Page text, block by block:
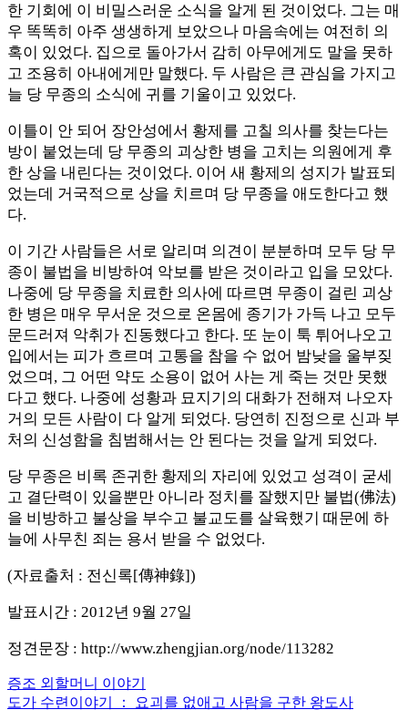
한 기회에 이 비밀스러운 소식을 알게 된 것이었다. 그는 매
우 똑똑히 아주 생생하게 보았으나 마음속에는 여전히 의
혹이 있었다. 집으로 돌아가서 감히 아무에게도 말을 못하
고 조용히 아내에게만 말했다. 두 사람은 큰 관심을 가지고
늘 당 무종의 소식에 귀를 기울이고 있었다.
이틀이 안 되어 장안성에서 황제를 고칠 의사를 찾는다는
방이 붙었는데 당 무종의 괴상한 병을 고치는 의원에게 후
한 상을 내린다는 것이었다. 이어 새 황제의 성지가 발표되
었는데 거국적으로 상을 치르며 당 무종을 애도한다고 했
다.
이 기간 사람들은 서로 알리며 의견이 분분하며 모두 당 무
종이 불법을 비방하여 악보를 받은 것이라고 입을 모았다.
나중에 당 무종을 치료한 의사에 따르면 무종이 걸린 괴상
한 병은 매우 무서운 것으로 온몸에 종기가 가득 나고 모두
문드러져 악취가 진동했다고 한다. 또 눈이 툭 튀어나오고
입에서는 피가 흐르며 고통을 참을 수 없어 밤낮을 울부짖
었으며, 그 어떤 약도 소용이 없어 사는 게 죽는 것만 못했
다고 했다. 나중에 성황과 묘지기의 대화가 전해져 나오자
거의 모든 사람이 다 알게 되었다. 당연히 진정으로 신과 부
처의 신성함을 침범해서는 안 된다는 것을 알게 되었다.
당 무종은 비록 존귀한 황제의 자리에 있었고 성격이 굳세
고 결단력이 있을뿐만 아니라 정치를 잘했지만 불법(佛法)
을 비방하고 불상을 부수고 불교도를 살육했기 때문에 하
늘에 사무친 죄는 용서 받을 수 없었다.
(자료출처 : 전신록[傳神錄])
발표시간 : 2012년 9월 27일
정견문장 : http://www.zhengjian.org/node/113282
글
Previous
Post:
증조 외할머니 이야기
Next
도가 수련이야기 ： 요괴를 없애고 사람을 구한 왕도사